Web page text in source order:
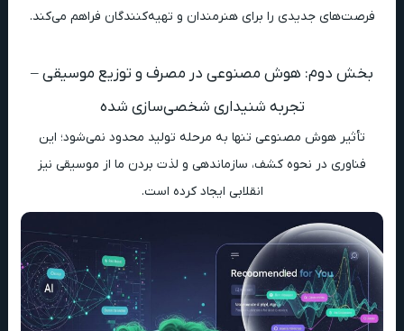
فرصت‌های جدیدی را برای هنرمندان و تهیه‌کنندگان فراهم می‌کند.
بخش دوم: هوش مصنوعی در مصرف و توزیع موسیقی –
تجربه شنیداری شخصی‌سازی شده
تأثیر هوش مصنوعی تنها به مرحله تولید محدود نمی‌شود؛ این
فناوری در نحوه کشف، سازماندهی و لذت بردن ما از موسیقی نیز
انقلابی ایجاد کرده است.